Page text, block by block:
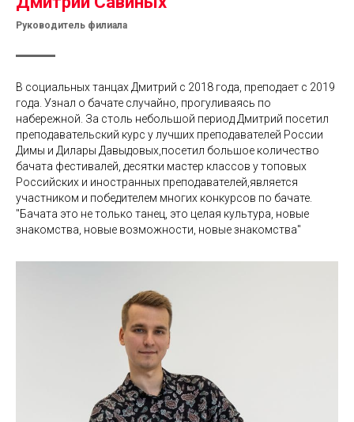
Руководитель филиала
В социальных танцах Дмитрий с 2018 года, преподает с 2019
года. Узнал о бачате случайно, прогуливаясь по
набережной. За столь небольшой период Дмитрий посетил
преподавательский курс у лучших преподавателей России
Димы и Дилары Давыдовых,посетил большое количество
бачата фестивалей, десятки мастер классов у топовых
Российских и иностранных преподавателей,является
участником и победителем многих конкурсов по бачате.
"Бачата это не только танец, это целая культура, новые
знакомства, новые возможности, новые знакомства"